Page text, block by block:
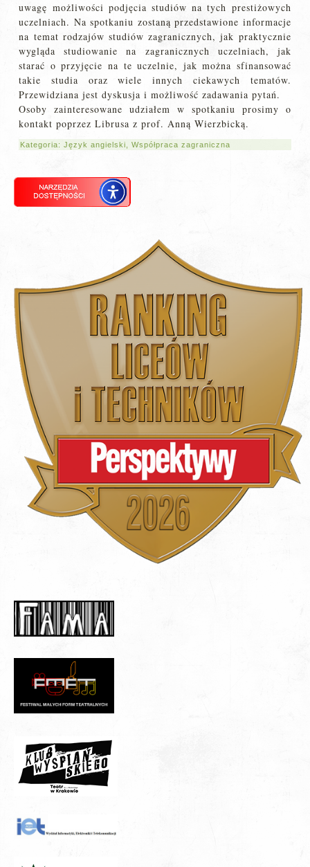
uwagę możliwości podjęcia studiów na tych prestiżowych
uczelniach. Na spotkaniu zostaną przedstawione informacje
na temat rodzajów studiów zagranicznych, jak praktycznie
wygląda studiowanie na zagranicznych uczelniach, jak
starać o przyjęcie na te uczelnie, jak można sfinansować
takie studia oraz wiele innych ciekawych tematów.
Przewidziana jest dyskusja i możliwość zadawania pytań.
Osoby zainteresowane udziałem w spotkaniu prosimy o
kontakt poprzez Librusa z prof. Anną Wierzbicką.
Kategoria:Język angielski ,Współpraca zagraniczna